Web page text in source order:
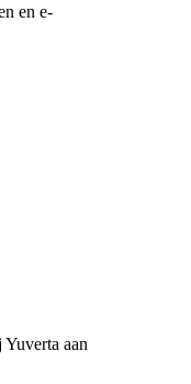
en e-
aan